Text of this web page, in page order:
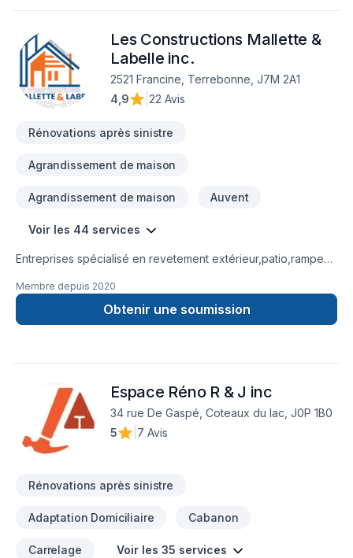
Les Constructions Mallette &
Labelle inc.
2521 Francine, Terrebonne, J7M 2A1
4,9
22 Avis
Rénovations après sinistre
Agrandissement de maison
Agrandissement de maison Auvent
Voir les 44 services
Entreprises spécialisé en revetement extérieur,patio,rampe
Membre depuis 2020
Obtenir une soumission
Espace Réno R & J inc
34 rue De Gaspé, Coteaux du lac, J0P 1B0
5
7 Avis
Rénovations après sinistre
Adaptation Domiciliaire Cabanon
Carrelage Voir les 35 services